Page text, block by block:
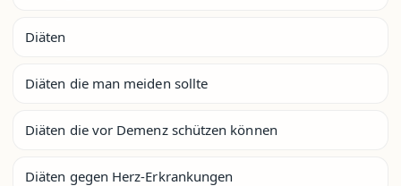
Diäten
Diäten die man meiden sollte
Diäten die vor Demenz schützen können
Diäten gegen Herz-Erkrankungen